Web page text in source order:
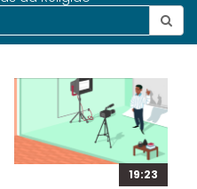
19:23